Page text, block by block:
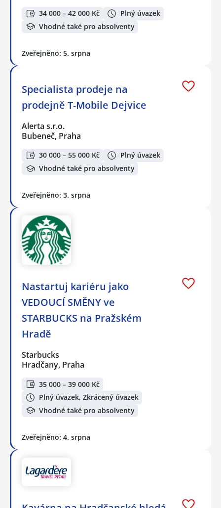
34 000 – 42 000 Kč
Plný úvazek
Vhodné také pro absolventy
Zveřejněno: 5. srpna
Specialista prodeje na
prodejně T-Mobile Dejvice
Alerta s.r.o.
Bubeneč, Praha
30 000 – 55 000 Kč
Plný úvazek
Vhodné také pro absolventy
Zveřejněno: 3. srpna
Nastartuj kariéru jako
VEDOUCÍ SMĚNY ve
STARBUCKS na Pražském
Hradě
Starbucks
Hradčany, Praha
35 000 – 39 000 Kč
Plný úvazek, Zkrácený úvazek
Vhodné také pro absolventy
Zveřejněno: 4. srpna